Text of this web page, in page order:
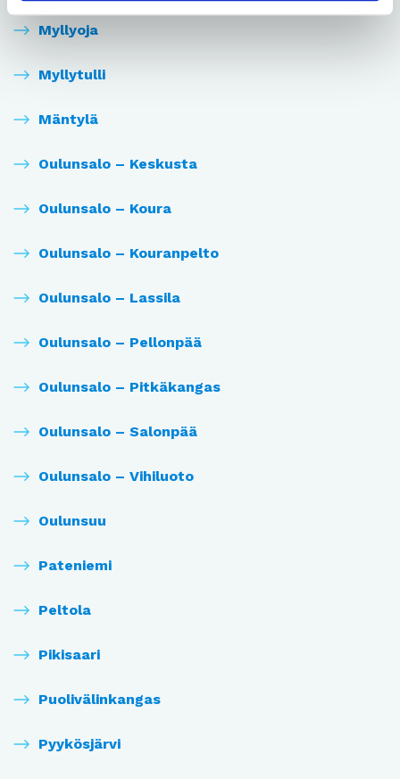
Myllyoja
Myllytulli
Mäntylä
Oulunsalo – Keskusta
Oulunsalo – Koura
Oulunsalo – Kouranpelto
Oulunsalo – Lassila
Oulunsalo – Pellonpää
Oulunsalo – Pitkäkangas
Oulunsalo – Salonpää
Oulunsalo – Vihiluoto
Oulunsuu
Pateniemi
Peltola
Pikisaari
Puolivälinkangas
Pyykösjärvi